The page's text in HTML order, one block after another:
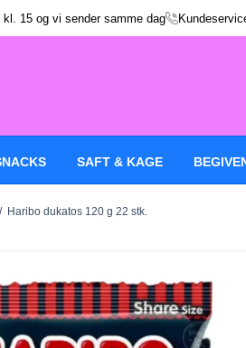
kl. 15 og vi sender samme dag
SAFT & KAGE
/ Haribo dukatos 120 g 22 stk.